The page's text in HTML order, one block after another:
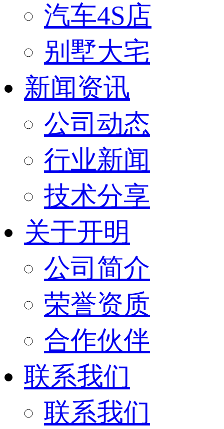
汽车4S店
别墅大宅
新闻资讯
公司动态
行业新闻
技术分享
关于开明
公司简介
荣誉资质
合作伙伴
联系我们
联系我们